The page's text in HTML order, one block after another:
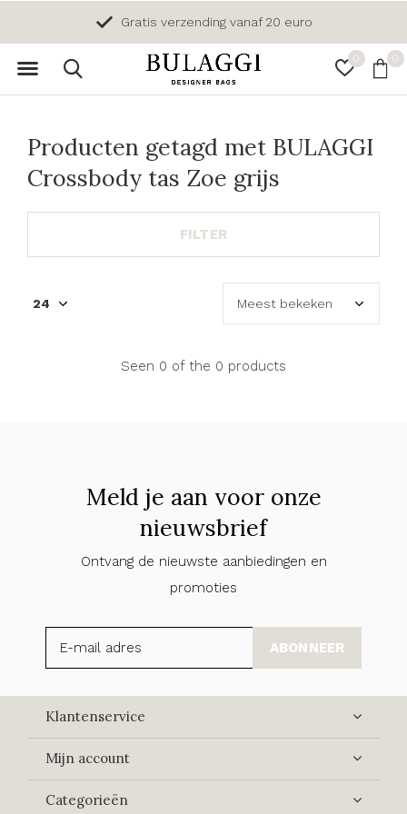
0 0
Gratis verzending vanaf 20 euro
Producten getagd met BULAGGI
Crossbody tas Zoe grijs
FILTER
Seen 0 of the 0 products
Meld je aan voor onze
nieuwsbrief
Ontvang de nieuwste aanbiedingen en
promoties
ABONNEER
Klantenservice
Mijn account
Categorieën